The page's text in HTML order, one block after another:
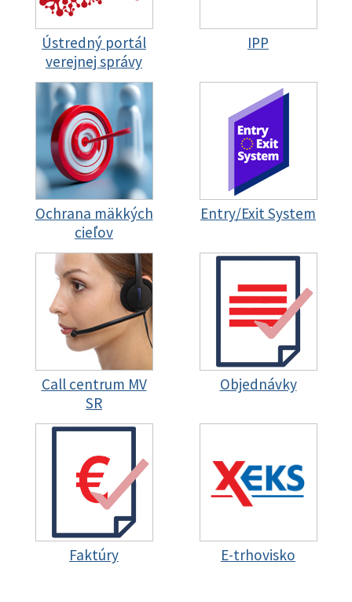
Ústredný portál
verejnej správy
IPP
Ochrana mäkkých
cieľov
Entry/Exit System
Call centrum MV
SR
Objednávky
Faktúry E-trhovisko